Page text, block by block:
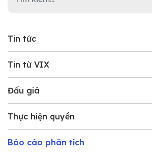
Tin tức
Tin từ VIX
Đấu giá
Thực hiện quyền
Báo cáo phân tích